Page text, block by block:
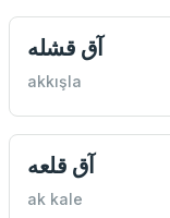
آق قشله
akkışla
آق قلعه
ak kale